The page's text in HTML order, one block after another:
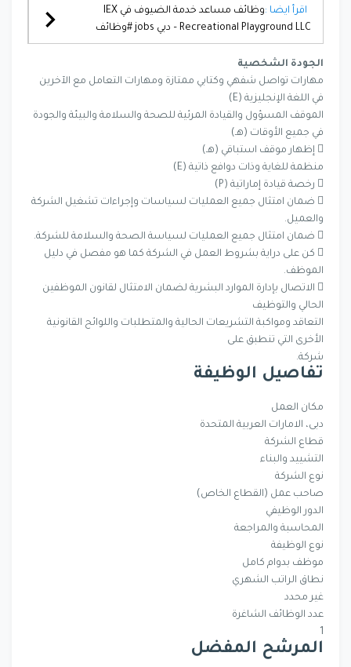
اقرأ ايضا :
وظائف مساعد خدمة الضيوف في IEX
Recreational Playground LLC – دبي jobs #وظائف
الجودة الشخصية
مهارات تواصل شفهي وكتابي ممتازة ومهارات التعامل مع الآخرين
في اللغة الإنجليزية (E)
الموقف المسؤول والقيادة المرئية للصحة والسلامة والبيئة والجودة
في جميع الأوقات (هـ)
 إظهار موقف استباقي (هـ)
منظمة للغاية وذات دوافع ذاتية (E)
 رخصة قيادة إماراتية (P)
 ضمان امتثال جميع العمليات لسياسات وإجراءات تشغيل الشركة
والعميل.
 ضمان امتثال جميع العمليات لسياسة الصحة والسلامة للشركة.
 كن على دراية بشروط العمل في الشركة كما هو مفصل في دليل
الموظف.
 الاتصال بإدارة الموارد البشرية لضمان الامتثال لقانون الموظفين
الحالي والتوظيف
التعاقد ومواكبة التشريعات الحالية والمتطلبات واللوائح القانونية
الأخرى التي تنطبق على
شركة.
تفاصيل الوظيفة
مكان العمل
دبى، الامارات العربية المتحدة
قطاع الشركة
التشييد والبناء
نوع الشركة
صاحب عمل (القطاع الخاص)
الدور الوظيفي
المحاسبة والمراجعة
نوع الوظيفة
موظف بدوام كامل
نطاق الراتب الشهري
غير محدد
عدد الوظائف الشاغرة
1
المرشح المفضل